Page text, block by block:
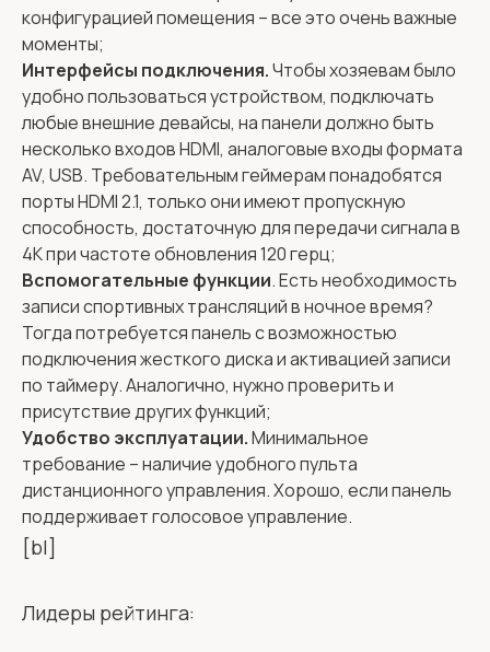
конфигурацией помещения – все это очень важные
моменты;
Интерфейсы подключения.Чтобы хозяевам было
удобно пользоваться устройством, подключать
любые внешние девайсы, на панели должно быть
несколько входов HDMI, аналоговые входы формата
AV, USB. Требовательным геймерам понадобятся
порты HDMI 2.1, только они имеют пропускную
способность, достаточную для передачи сигнала в
4K при частоте обновления 120 герц;
Вспомогательные функции. Есть необходимость
записи спортивных трансляций в ночное время?
Тогда потребуется панель с возможностью
подключения жесткого диска и активацией записи
по таймеру. Аналогично, нужно проверить и
присутствие других функций;
Удобство эксплуатации.Минимальное
требование – наличие удобного пульта
дистанционного управления. Хорошо, если панель
поддерживает голосовое управление.
[bl]
Лидеры рейтинга: